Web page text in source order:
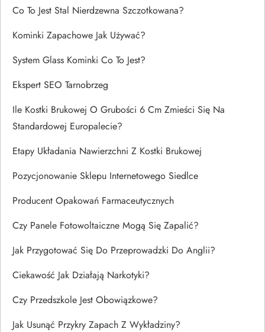
Co To Jest Stal Nierdzewna Szczotkowana?
Kominki Zapachowe Jak Używać?
System Glass Kominki Co To Jest?
Ekspert SEO Tarnobrzeg
Ile Kostki Brukowej O Grubości 6 Cm Zmieści Się Na
Standardowej Europalecie?
Etapy Układania Nawierzchni Z Kostki Brukowej
Pozycjonowanie Sklepu Internetowego Siedlce
Producent Opakowań Farmaceutycznych
Czy Panele Fotowoltaiczne Mogą Się Zapalić?
Jak Przygotować Się Do Przeprowadzki Do Anglii?
Ciekawość Jak Działają Narkotyki?
Czy Przedszkole Jest Obowiązkowe?
Jak Usunąć Przykry Zapach Z Wykładziny?